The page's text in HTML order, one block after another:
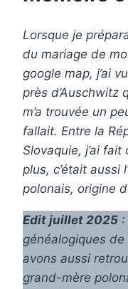
Lorsque je
du mariage de
google map, j’ai
près d’Auschwitz
m’a trouvée un
fallait. Entre la
Slovaquie, j’ai
plus, c’était aussi
polonais, origine
Edit juillet 2025
généalogiques
avons aussi
grand-mère